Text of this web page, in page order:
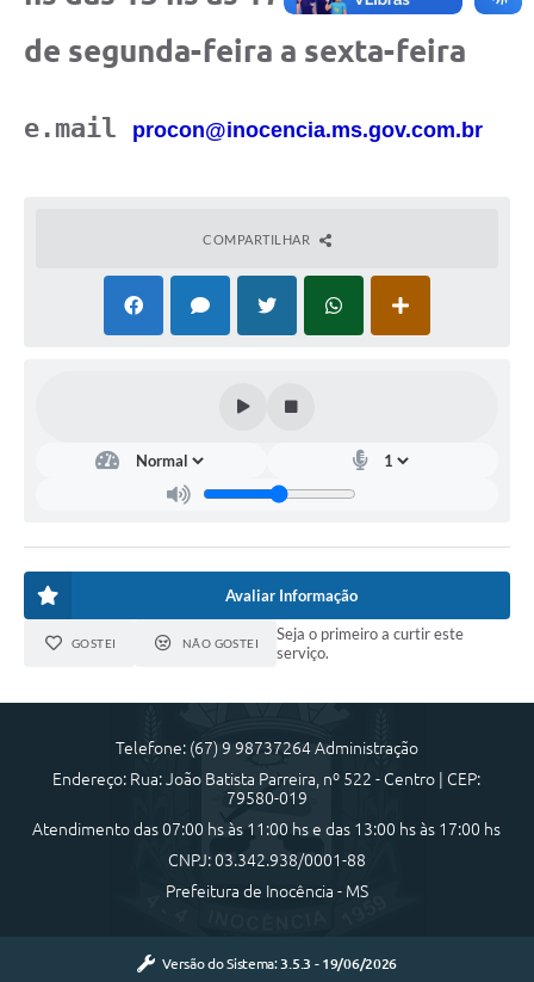
Recursos Liberados
Dados gerais e Obras
licenciamento ambiental
de segunda-feira a sexta-feira
e.mail procon@inocencia.ms.gov.com.br
COMPARTILHAR
Avaliar Informação
GOSTEI NÃO GOSTEI
Seja o primeiro a curtir este
serviço.
Telefone: (67) 9 98737264 Administração
Endereço: Rua: João Batista Parreira, nº 522 - Centro | CEP:
79580-019
Atendimento das 07:00 hs às 11:00 hs e das 13:00 hs às 17:00 hs
CNPJ: 03.342.938/0001-88
Prefeitura de Inocência - MS
Versão do Sistema: 3.5.3 - 19/06/2026